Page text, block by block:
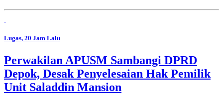
Lugas, 20 Jam Lalu
Perwakilan APUSM Sambangi DPRD
Depok, Desak Penyelesaian Hak Pemilik
Unit Saladdin Mansion